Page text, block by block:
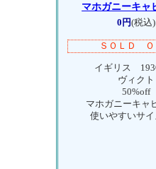
マホガニーキャ
0円(税込)
ＳＯＬＤ Ｏ
イギリス
ヴィクト
50%off
マホガニーキャ
使いやすいサ